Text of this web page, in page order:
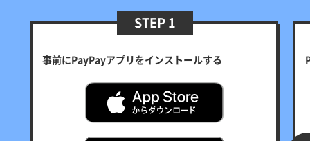
STEP 1
事前にPayPayアプリをインストールする